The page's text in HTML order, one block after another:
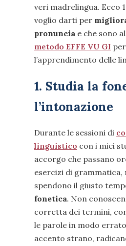
veri madrelingua. Ecco
voglio darti per
pronuncia e che sono
metodo EFFE VU GI per
l’apprendimento delle
1. Studia la
l’intonazione
Durante le sessioni di
linguistico con i miei
accorgo che passano
esercizi di grammatica,
spendono il giusto
fonetica. Non
corretta dei termini,
le parole in modo
accento strano,